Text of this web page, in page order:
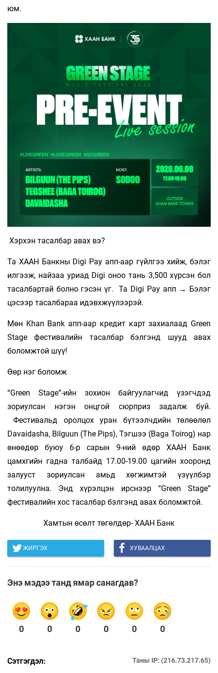
юм.
Хэрхэн тасалбар авах вэ?
Та ХААН Банкны Digi Pay апп-аар гүйлгээ хийж, бэлэг
илгээж, найзаа уриад Digi оноо тань 3,500 хүрсэн бол
тасалбартай болно гэсэн үг. Та Digi Pay апп → Бэлэг
цэсээр тасалбараа идэвхжүүлээрэй.
Мөн Khan Bank апп-аар кредит карт захиалаад Green
Stage фестивалийн тасалбар бэлгэнд шууд авах
боломжтой шүү!
Өөр нэг боломж
“Green Stage”-ийн зохион байгуулагчид үзэгчдэд
зориулсан нэгэн онцгой сюрприз задалж буй.
Фестивальд оролцох уран бүтээлчдийн төлөөлөл
Davaidasha, Bilguun (The Pips), Тэгшээ (Baga Toirog) нар
өнөөдөр буюу 6-р сарын 9-ний өдөр ХААН Банк
цамхгийн гадна талбайд 17.00-19.00 цагийн хооронд
залууст зориулсан амьд хөгжимтэй үзүүлбэр
толилуулна. Энд хүрэлцэн ирснээр “Green Stage”
фестивалийн хос тасалбар бэлгэнд авах боломжтой.
Хамтын өсөлт төгөлдөр- ХААН Банк
ЖИРГЭХ ХУВААЛЦАХ
Энэ мэдээ танд ямар санагдав?
0 0 0 0 0 0
Сэтгэгдэл: Таны IP: (216.73.217.65)